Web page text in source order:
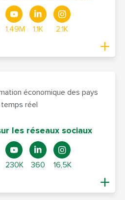
1,49M 1,1K 2,1K
économique des pays
temps réel
les réseaux sociaux
230K 360 16,5K